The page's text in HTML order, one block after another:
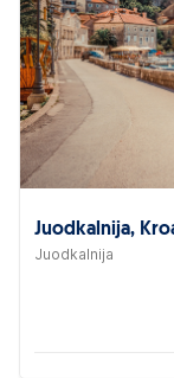
Juodkalnija,
Juodkalnija